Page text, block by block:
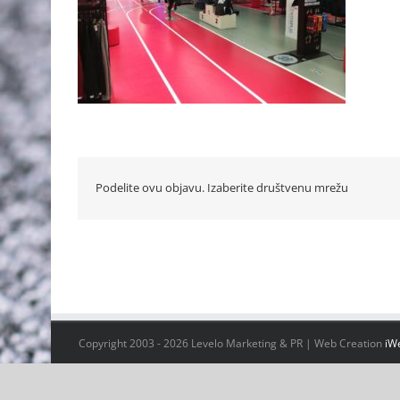
Podelite ovu objavu. Izaberite društvenu mrežu
Copyright 2003 -2026 Levelo Marketing & PR | Web Creation